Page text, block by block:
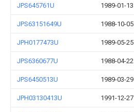
JPS645761U 1989-01-13
JPS63151649U 1988-10-05
JPH0177473U 1989-05-25
JPS6360677U 1988-04-22
JPS6450513U 1989-03-29
JPH03130413U 1991-12-27